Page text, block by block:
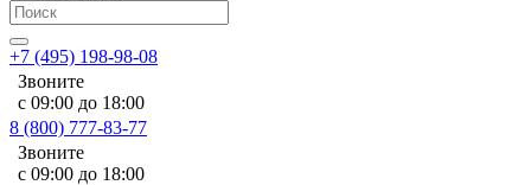
+7 (495) 198-98-08
Звоните
с 09:00 до 18:00
8 (800) 777-83-77
Звоните
с 09:00 до 18:00